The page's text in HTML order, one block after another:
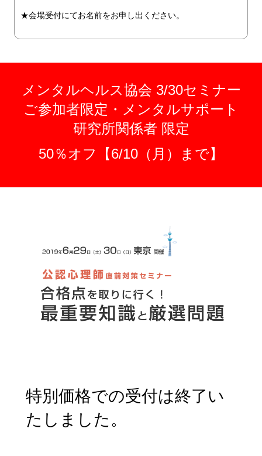
★会場受付にてお名前をお申し出ください。
メンタルヘルス協会 3/30セミナー
ご参加者限定・メンタルサポート
研究所関係者 限定
50％オフ【6/10（月）まで】
特別価格での受付は終了い
たしました。